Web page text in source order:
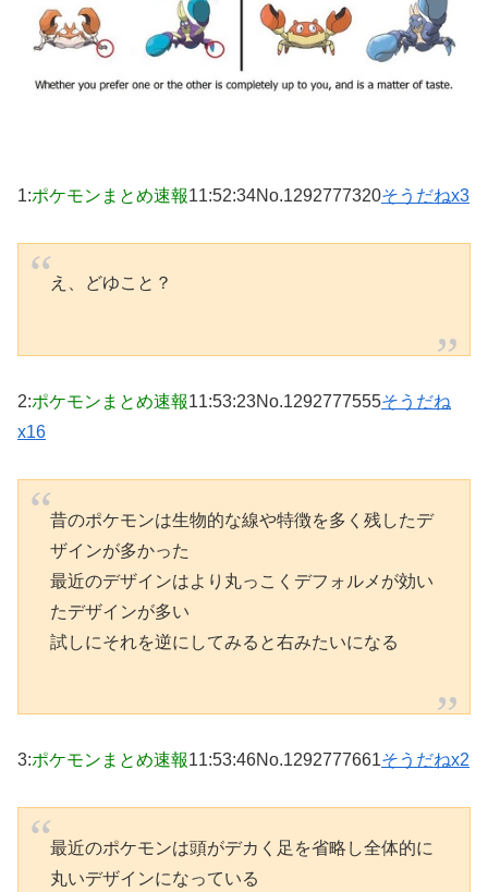
1:ポケモンまとめ速報11:52:34No.1292777320そうだねx3
え、どゆこと？
2:ポケモンまとめ速報11:53:23No.1292777555そうだね
x16
昔のポケモンは生物的な線や特徴を多く残したデ
ザインが多かった
最近のデザインはより丸っこくデフォルメが効い
たデザインが多い
試しにそれを逆にしてみると右みたいになる
3:ポケモンまとめ速報11:53:46No.1292777661そうだねx2
最近のポケモンは頭がデカく足を省略し全体的に
丸いデザインになっている